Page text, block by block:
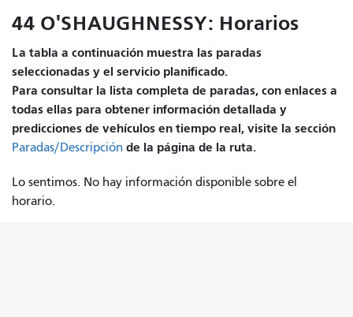
44 O'SHAUGHNESSY: Horarios
La tabla a continuación muestra las paradas
seleccionadas y el servicio planificado.
Para consultar la lista completa de paradas, con enlaces a
todas ellas para obtener información detallada y
predicciones de vehículos en tiempo real, visite la sección
Paradas/Descripción de la página de la ruta.
Lo sentimos. No hay información disponible sobre el
horario.